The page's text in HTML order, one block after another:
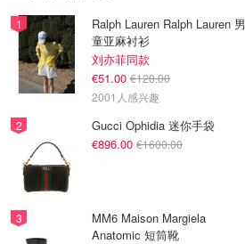
Ralph Lauren Ralph Lauren 男
童亚麻衬衫
刘亦菲同款
€51.00 €120.00
2001人感兴趣
Gucci Ophidia 迷你手袋
€896.00 €1600.00
MM6 Maison Margiela
Anatomic 短筒靴